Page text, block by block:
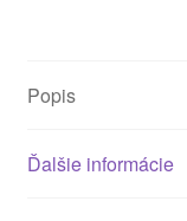
96859483XT
Popis
Ďalšie informácie